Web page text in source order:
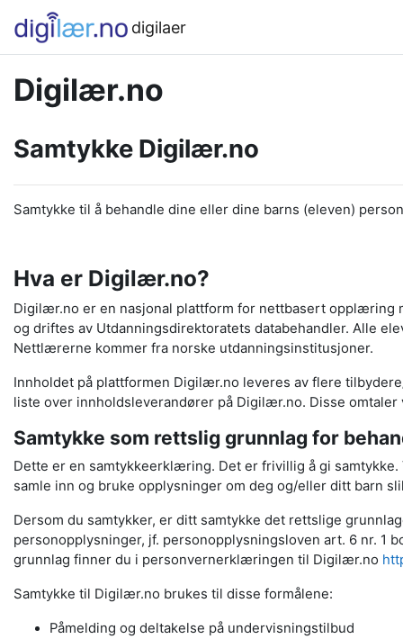
Gå til hovedinnhold
digilaer
Digilær.no
Samtykke Digilær.no
Samtykke til å behandle dine eller dine barns (eleven)
Hva er Digilær.no?
Digilær.no er en nasjonal plattform for nettbasert opplæring
og driftes av Utdanningsdirektoratets databehandler. Alle
Nettlærerne kommer fra norske utdanningsinstitusjoner.
Innholdet på plattformen Digilær.no leveres av flere
liste over innholdsleverandører på Digilær.no. Disse
Samtykke som rettslig grunnlag for
Dette er en samtykkeerklæring. Det er frivillig å gi
samle inn og bruke opplysninger om deg og/eller ditt barn
Dersom du samtykker, er ditt samtykke det rettslige
personopplysninger, jf. personopplysningsloven art. 6 nr. 1
grunnlag finner du i personvernerklæringen til Digilær.no
Samtykke til Digilær.no brukes til disse formålene:
Påmelding og deltakelse på undervisningstilbud